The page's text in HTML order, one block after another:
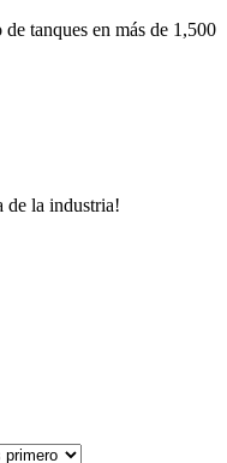
tanques en más de 1,500
de la industria!